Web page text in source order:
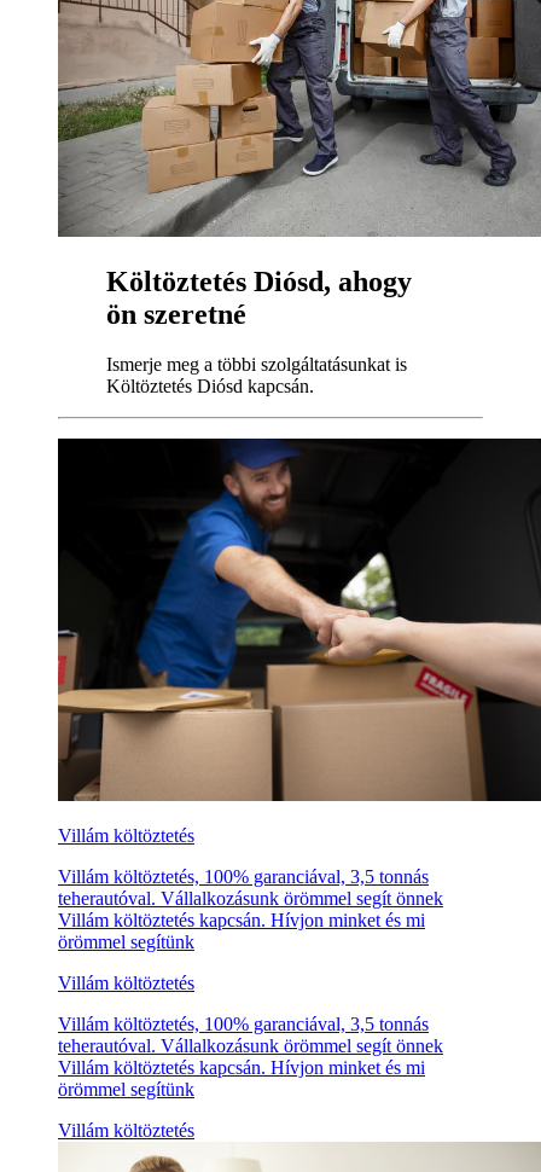
Költöztetés Diósd, ahogy
ön szeretné
Ismerje meg a többi szolgáltatásunkat is
Költöztetés Diósd kapcsán.
Villám költöztetés
Villám költöztetés, 100% garanciával, 3,5 tonnás
teherautóval. Vállalkozásunk örömmel segít önnek
Villám költöztetés kapcsán. Hívjon minket és mi
örömmel segítünk
Villám költöztetés
Villám költöztetés, 100% garanciával, 3,5 tonnás
teherautóval. Vállalkozásunk örömmel segít önnek
Villám költöztetés kapcsán. Hívjon minket és mi
örömmel segítünk
Villám költöztetés